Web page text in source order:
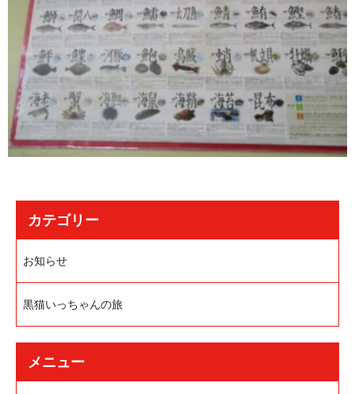
カテゴリー
お知らせ
黒猫いっちゃんの旅
メニュー